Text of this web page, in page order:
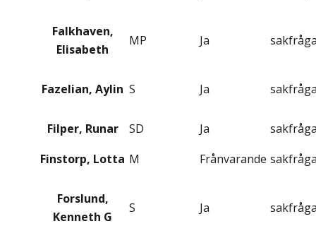
Falkhaven,
Elisabeth
MP Ja
Fazelian, Aylin S Ja
Filper, Runar SD Ja
Finstorp, Lotta M Frånvarande
Forslund,
Kenneth G
S Ja